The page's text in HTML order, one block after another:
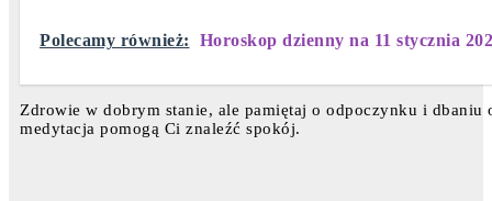
Polecamy również: Horoskop dzienny na 11 stycznia
Zdrowie w dobrym stanie, ale pamiętaj o odpoczynku i
medytacja pomogą Ci znaleźć spokój.